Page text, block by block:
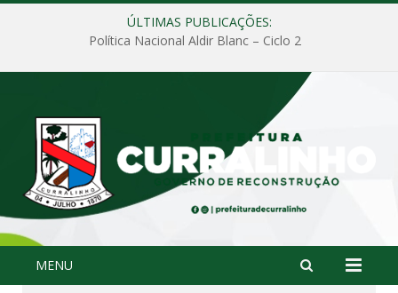
ÚLTIMAS PUBLICAÇÕES:
Política Nacional Aldir Blanc – Ciclo 2
MENU